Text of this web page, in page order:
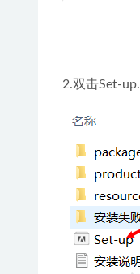
2.双击Set-up.